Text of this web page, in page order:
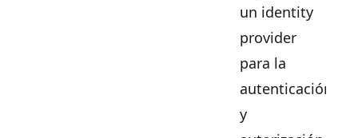
un identity
provider
para la
autenticación
y